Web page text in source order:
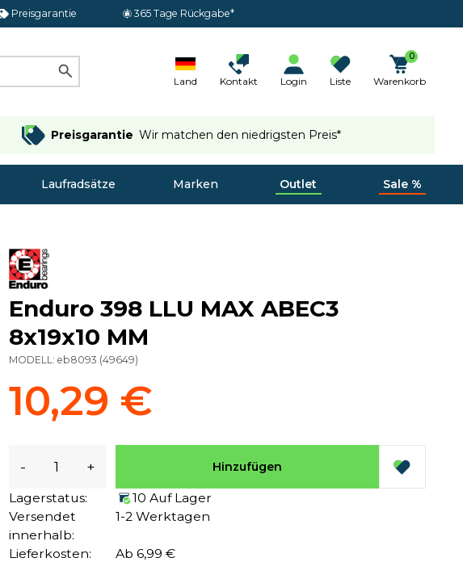
Preisgarantie 365 Tage Rückgabe*
Land Kontakt Login Liste
0
Warenkorb
Preisgarantie Wir matchen den niedrigsten Preis*
Laufradsätze Marken Outlet Sale %
Enduro 398 LLU MAX ABEC3
8x19x10 MM
MODELL:eb8093 (49649)
10,29 €
- + Hinzufügen
Lagerstatus:
10 Auf Lager
Versendet
innerhalb:
1-2 Werktagen
Lieferkosten: Ab 6,99 €